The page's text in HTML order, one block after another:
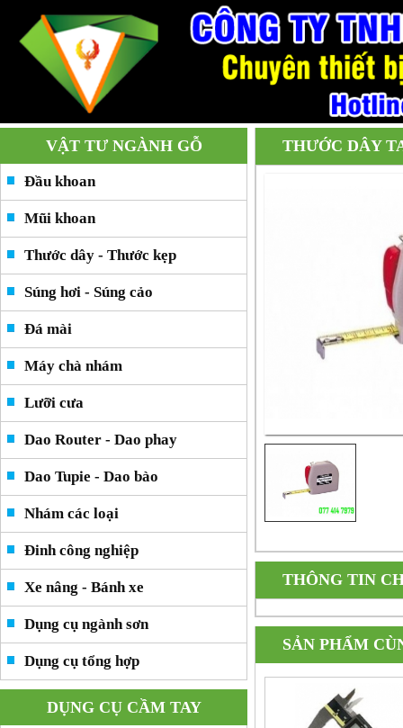
VẬT TƯ NGÀNH GỖ
Đầu khoan
Mũi khoan
Thước dây - Thước kẹp
Súng hơi - Súng cảo
Đá mài
Máy chà nhám
Lưỡi cưa
Dao Router - Dao phay
Dao Tupie - Dao bào
Nhám các loại
Đinh công nghiệp
Xe nâng - Bánh xe
Dụng cụ ngành sơn
Dụng cụ tổng hợp
DỤNG CỤ CẦM TAY
THƯỚC DÂY
THÔNG TIN
SẢN PHẨM